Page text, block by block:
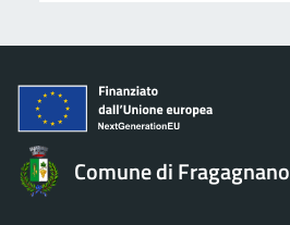
Comune di Fragagnano